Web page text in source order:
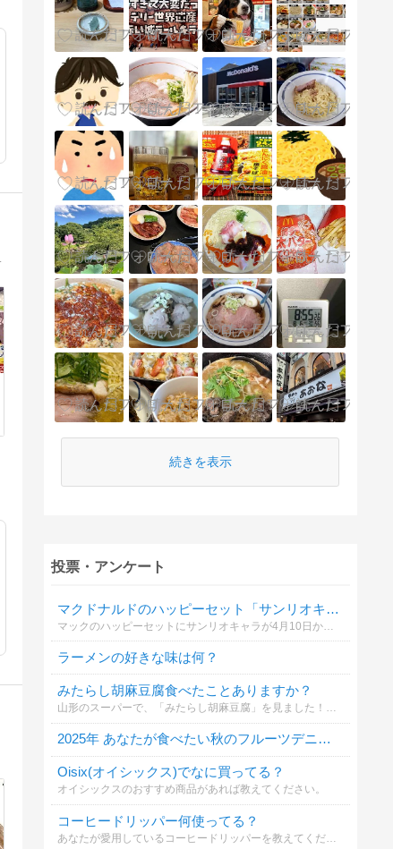
続きを表示
投票・アンケート
マクドナルドのハッピーセット「サンリオキャラクターズ」どれが欲しい？
ラーメンの好きな味は何？
みたらし胡麻豆腐食べたことありますか？
山形のスーパーで、「みたらし胡麻豆腐」を見ました！地元のスーパーで見かけたことがなく、すごく気になりました。
2025年 あなたが食べたい秋のフルーツデニッシュは？
Oisix(オイシックス)でなに買ってる？
オイシックスのおすすめ商品があれば教えてください。
コーヒードリッパー何使ってる？